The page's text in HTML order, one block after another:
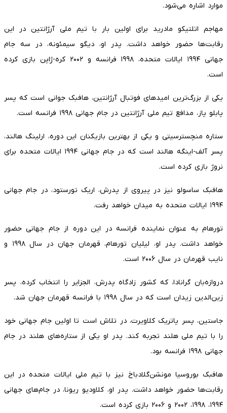
موارد اشاره می‌شود.
مهاجم اتلتیکو مادرید برای اولین بار با تیم ملی آرژانتین در این
رقابت‌ها حضور خواهد داشت. پدر او، دیگو سیمئونه، در سه جام
جهانی ۱۹۹۴ ایالات متحده، ۱۹۹۸ فرانسه و ۲۰۰۲ کره-ژاپن بازی کرده
است.
یکی از بزرگ‌ترین امیدهای فوتبال آرژانتین، هافبک جوانی است که پسر
پابلو پاز، مدافع تیم ملی آرژانتین در جام جهانی ۱۹۹۸ فرانسه است.
ستاره منچسترسیتی و یکی از بهترین بازیکنان این دوره، ارلینگ هالند،
پسر آلف-اینگه هالند است که در جام جهانی ۱۹۹۴ ایالات متحده برای
نروژ بازی کرده است.
هافبک ساسولو نیز در پیروی از پدرش، اریک تورستود، در جام جهانی
۱۹۹۴ ایالات متحده به میدان خواهد رفت.
تورهام به عنوان نماینده فرانسه در این دوره از جام جهانی حضور
خواهد داشت. پدر او، لیلیان تورهام، قهرمان جهان در سال ۱۹۹۸ و
نایب قهرمان در سال ۲۰۰۶ است.
دروازه‌بان گرانادا، که کشور زادگاه پدرش، الجزایر را انتخاب کرده، پسر
زین‌الدین زیدان است که در سال ۱۹۹۸ با فرانسه قهرمان جهان شد.
جاستین، پسر پاتریک کلاویرت، در تلاش است تا اولین جام جهانی خود
را با تیم ملی هلند تجربه کند. پدر او یکی از ستاره‌های هلند در جام
جهانی ۱۹۹۸ فرانسه بود.
هافبک بوروسیا مونشن‌گلادباخ نیز با تیم ملی ایالات متحده در این
رقابت‌ها حضور خواهد داشت. پدر او، کلاودیو ریونا، در جام‌های جهانی
۱۹۹۴، ۱۹۹۸، ۲۰۰۲ و ۲۰۰۶ بازی کرده است.